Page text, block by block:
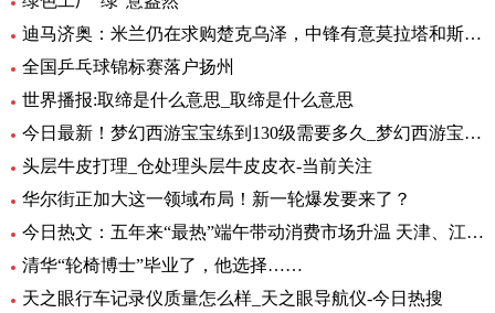
迪马济奥：米兰仍在求购楚克乌泽，中锋有意莫拉塔和斯卡马卡-全球新资讯
全国乒乓球锦标赛落户扬州
世界播报:取缔是什么意思_取缔是什么意思
今日最新！梦幻西游宝宝练到130级需要多久_梦幻西游宝宝练级地点
头层牛皮打理_仓处理头层牛皮皮衣-当前关注
华尔街正加大这一领域布局！新一轮爆发要来了？
今日热文：五年来“最热”端午带动消费市场升温 天津、江苏、重庆等5省销售额超过2019年
清华“轮椅博士”毕业了，他选择……
天之眼行车记录仪质量怎么样_天之眼导航仪-今日热搜